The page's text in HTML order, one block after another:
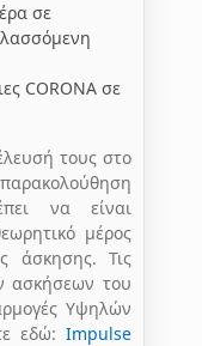
σε
CORONA σε
τους στο
να είναι
μέρος
άσκησης. Τις
ασκήσεων του
Υψηλών
εδώ: Impulse